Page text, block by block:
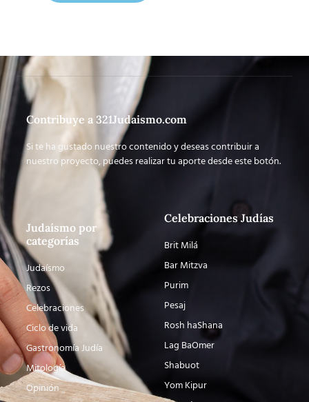
Contribuye a 321Judaismo.com
Si te ha gustado nuestro contenido y deseas contribuir a
nuestro proyecto, puedes realizar tu aporte desde este botón.
Judaísmo por
categorías
Judaísmo
Rezos
Celebraciones
Ciclo de vida
Gastronomía Judía
Mitología
Opinión
Celebraciones Judías
Brit Milá
Bar Mitzva
Purim
Pesaj
Rosh haShana
Lag BaOmer
Shabuot
Yom Kipur